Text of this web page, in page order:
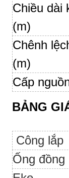
Chiều dài
(m)
Chênh
(m)
Cấp
BẢNG
Công lắp
Ống đồng